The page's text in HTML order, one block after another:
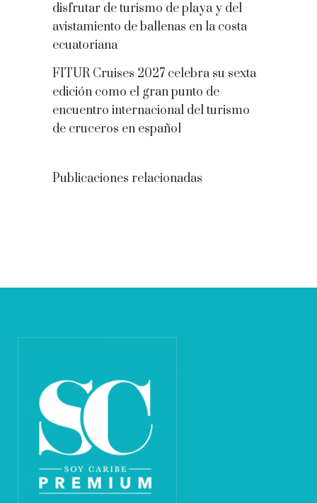
disfrutar de turismo de playa y del
avistamiento de ballenas en la costa
ecuatoriana
FITUR Cruises 2027 celebra su sexta
edición como el gran punto de
encuentro internacional del turismo
de cruceros en español
Publicaciones relacionadas